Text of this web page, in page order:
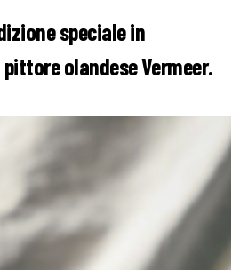
speciale in
olandese Vermeer.